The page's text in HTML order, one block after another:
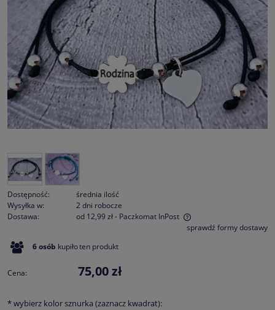
Dostępność:
średnia ilość
Wysyłka w:
2 dni robocze
Dostawa:
od 12,99 zł- Paczkomat InPost
Cena nie zawiera ewentualnych kosztów płatnościsprawdź formy dostawy
6osób kupiłoten produkt
Cena: 75,00 zł
*wybierz kolor sznurka (zaznacz kwadrat):